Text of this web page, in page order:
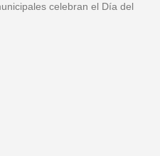
celebran el Día del